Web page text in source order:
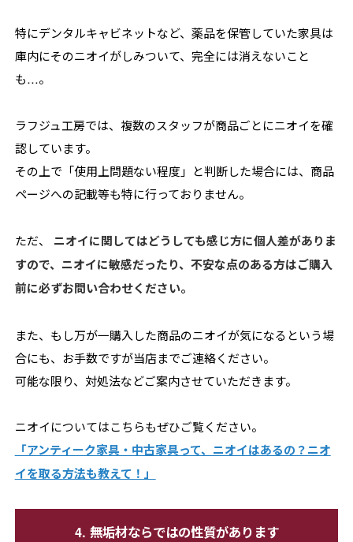
特にデンタルキャビネットなど、薬品を保管していた家具は
庫内にそのニオイがしみついて、完全には消えないこと
も…。
ラフジュ工房では、複数のスタッフが商品ごとにニオイを確
認しています。
その上で「使用上問題ない程度」と判断した場合には、商品
ページへの記載等も特に行っておりません。
ただ、 ニオイに関してはどうしても感じ方に個人差がありま
すので、ニオイに敏感だったり、不安な点のある方はご購入
前に必ずお問い合わせください。
また、もし万が一購入した商品のニオイが気になるという場
合にも、お手数ですが当店までご連絡ください。
可能な限り、対処法などご案内させていただきます。
ニオイについてはこちらもぜひご覧ください。
「アンティーク家具・中古家具って、ニオイはあるの？ニオ
イを取る方法も教えて！」
4. 無垢材ならではの性質があります